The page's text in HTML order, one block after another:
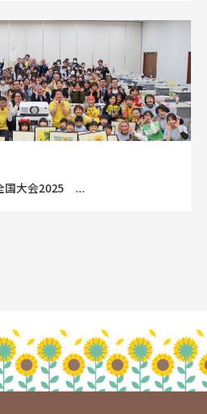
国大会2025 ...